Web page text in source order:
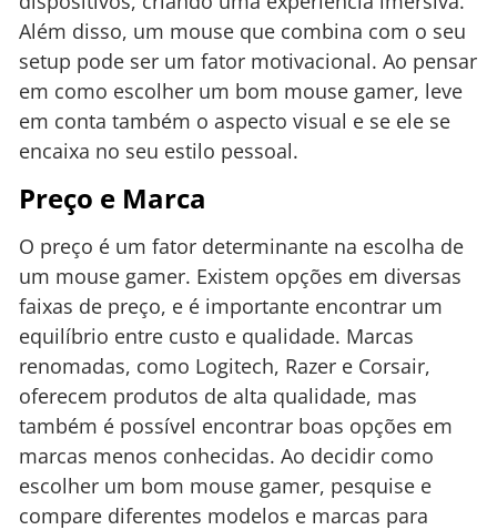
Além disso, um mouse que combina com o seu
setup pode ser um fator motivacional. Ao pensar
em como escolher um bom mouse gamer, leve
em conta também o aspecto visual e se ele se
encaixa no seu estilo pessoal.
Preço e Marca
O preço é um fator determinante na escolha de
um mouse gamer. Existem opções em diversas
faixas de preço, e é importante encontrar um
equilíbrio entre custo e qualidade. Marcas
renomadas, como Logitech, Razer e Corsair,
oferecem produtos de alta qualidade, mas
também é possível encontrar boas opções em
marcas menos conhecidas. Ao decidir como
escolher um bom mouse gamer, pesquise e
compare diferentes modelos e marcas para